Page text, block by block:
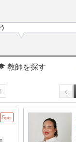
教師を探す
5pts